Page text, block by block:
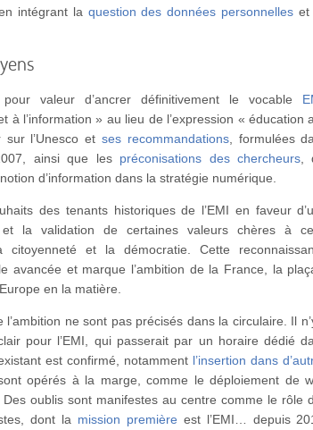
intégrant la question des données personnelleset
valeur d’ancrer définitivement le vocable
à l’information » au lieu de l’expression « éducation
sur l’Unesco etses recommandations, formulées
ainsi que les préconisations des chercheurs,
d’information dans la stratégie numérique.
des tenants historiques de l’EMI en faveur
et la validation de certaines valeurs chères à
et la démocratie. Cette
avancée et marque l’ambition de la France, la
en la matière.
ne sont pas précisés dans la circulaire. Il
pour l’EMI, qui passerait par un horaire dédié
est confirmé, notamment l’insertion dans
opérés à la marge, comme le déploiement de
oublis sont manifestes au centre comme le rôle
dont la mission première est l’EMI… depuis